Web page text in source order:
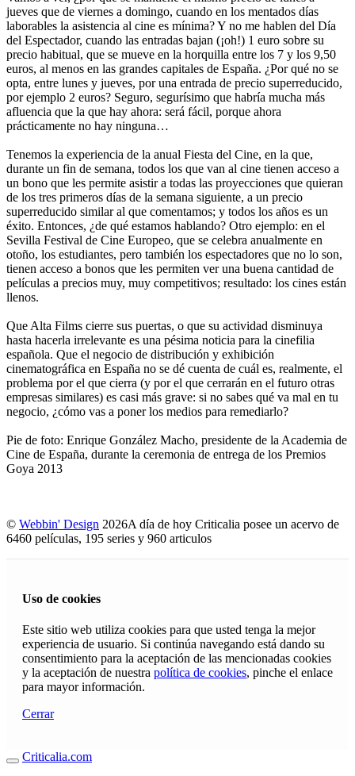
jueves que de viernes a domingo, cuando en los mentados días
laborables la asistencia al cine es mínima? Y no me hablen del Día
del Espectador, cuando las entradas bajan (¡oh!) 1 euro sobre su
precio habitual, que se mueve en la horquilla entre los 7 y los 9,50
euros, al menos en las grandes capitales de España. ¿Por qué no se
opta, entre lunes y jueves, por una entrada de precio superreducido,
por ejemplo 2 euros? Seguro, segurísimo que habría mucha más
afluencia que la que hay ahora: será fácil, porque ahora
prácticamente no hay ninguna…
Tenemos la experiencia de la anual Fiesta del Cine, en la que,
durante un fin de semana, todos los que van al cine tienen acceso a
un bono que les permite asistir a todas las proyecciones que quieran
de los tres primeros días de la semana siguiente, a un precio
superreducido similar al que comentamos; y todos los años es un
éxito. Entonces, ¿de qué estamos hablando? Otro ejemplo: en el
Sevilla Festival de Cine Europeo, que se celebra anualmente en
otoño, los estudiantes, pero también los espectadores que no lo son,
tienen acceso a bonos que les permiten ver una buena cantidad de
películas a precios muy, muy competitivos; resultado: los cines están
llenos.
Que Alta Films cierre sus puertas, o que su actividad disminuya
hasta hacerla irrelevante es una pésima noticia para la cinefilia
española. Que el negocio de distribución y exhibición
cinematográfica en España no se dé cuenta de cuál es, realmente, el
problema por el que cierra (y por el que cerrarán en el futuro otras
empresas similares) es casi más grave: si no sabes qué va mal en tu
negocio, ¿cómo vas a poner los medios para remediarlo?
Pie de foto: Enrique González Macho, presidente de la Academia de
Cine de España, durante la ceremonia de entrega de los Premios
Goya 2013
© Webbin' Design 2026A día de hoy Criticalia posee un acervo de
6460 películas, 195 series y 960 articulos
Uso de cookies
Este sitio web utiliza cookies para que usted tenga la mejor
experiencia de usuario. Si continúa navegando está dando su
consentimiento para la aceptación de las mencionadas cookies
y la aceptación de nuestra política de cookies, pinche el enlace
para mayor información.
Cerrar
Criticalia.com